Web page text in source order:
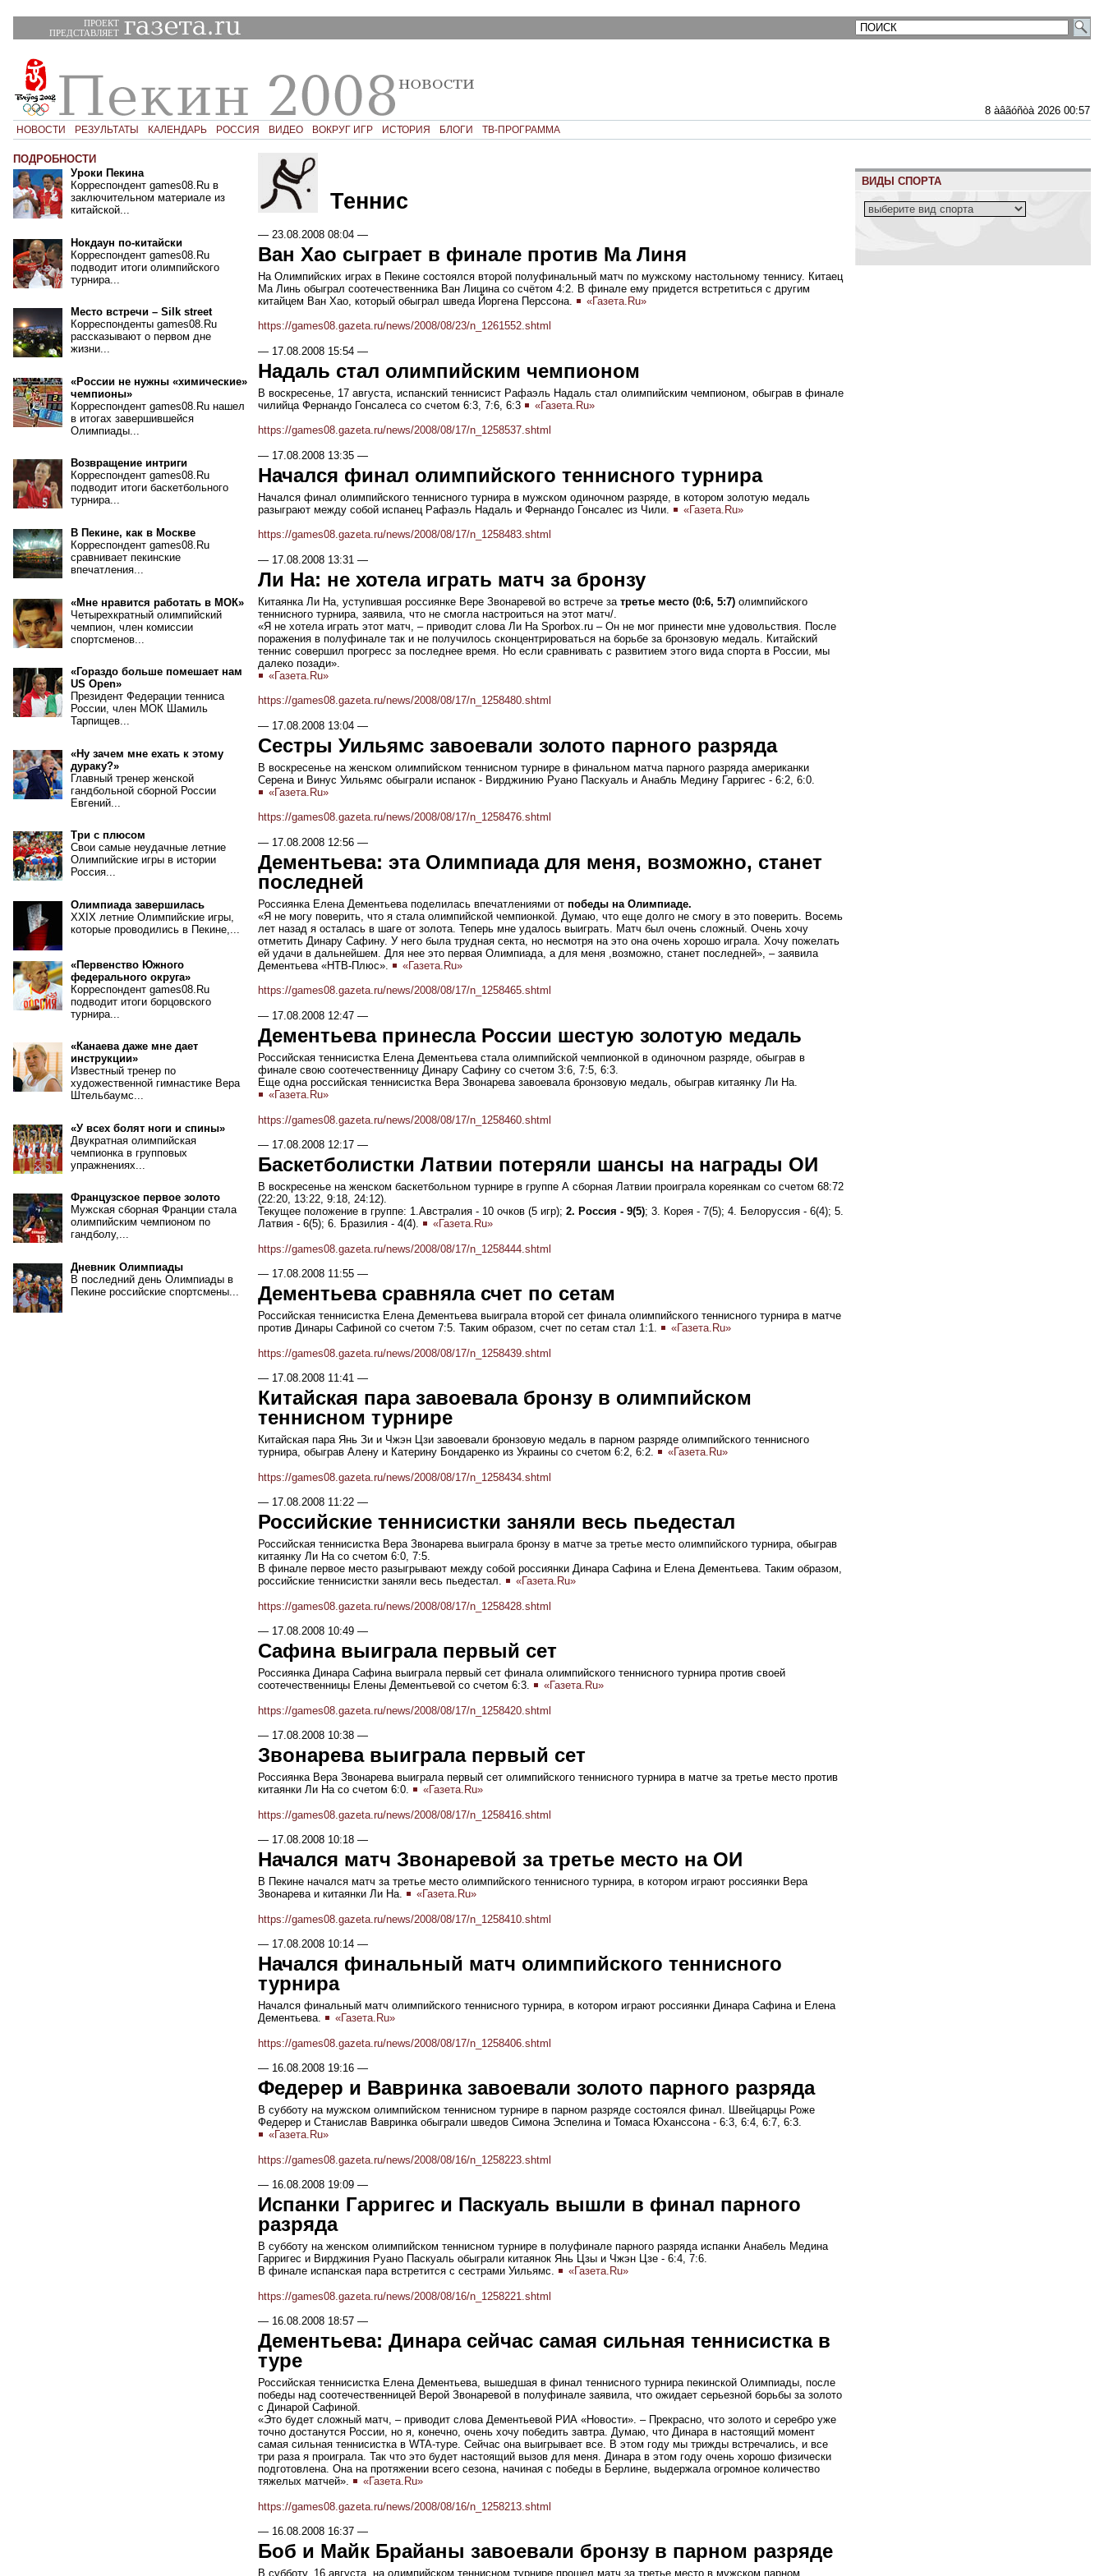
ПРОЕКТ
ПРЕДСТАВЛЯЕТ
8 àâãóñòà 2026 00:57
НОВОСТИ РЕЗУЛЬТАТЫ КАЛЕНДАРЬ РОССИЯ ВИДЕО ВОКРУГ ИГР ИСТОРИЯ БЛОГИ ТВ-ПРОГРАММА
ПОДРОБНОСТИ
Уроки Пекина
Корреспондент games08.Ru в
заключительном материале из
китайской...
Нокдаун по-китайски
Корреспондент games08.Ru
подводит итоги олимпийского
турнира...
Место встречи – Silk street
Корреспонденты games08.Ru
рассказывают о первом дне
жизни...
«России не нужны «химические»
чемпионы»
Корреспондент games08.Ru нашел
в итогах завершившейся
Олимпиады...
Возвращение интриги
Корреспондент games08.Ru
подводит итоги баскетбольного
турнира...
В Пекине, как в Москве
Корреспондент games08.Ru
сравнивает пекинские
впечатления...
«Мне нравится работать в МОК»
Четырехкратный олимпийский
чемпион, член комиссии
спортсменов...
«Гораздо больше помешает нам
US Open»
Президент Федерации тенниса
России, член МОК Шамиль
Тарпищев...
«Ну зачем мне ехать к этому
дураку?»
Главный тренер женской
гандбольной сборной России
Евгений...
Три с плюсом
Свои самые неудачные летние
Олимпийские игры в истории
Россия...
Олимпиада завершилась
XXIX летние Олимпийские игры,
которые проводились в Пекине,...
«Первенство Южного
федерального округа»
Корреспондент games08.Ru
подводит итоги борцовского
турнира...
«Канаева даже мне дает
инструкции»
Известный тренер по
художественной гимнастике Вера
Штельбаумс...
«У всех болят ноги и спины»
Двукратная олимпийская
чемпионка в групповых
упражнениях...
Французское первое золото
Мужская сборная Франции стала
олимпийским чемпионом по
гандболу,...
Дневник Олимпиады
В последний день Олимпиады в
Пекине российские спортсмены...
Теннис
— 23.08.2008 08:04 —
Ван Хао сыграет в финале против Ма Линя
На Олимпийских играх в Пекине состоялся второй полуфинальный матч по мужскому настольному теннису. Китаец
Ма Линь обыграл соотечественника Ван Лицина со счётом 4:2. В финале ему придется встретиться с другим
китайцем Ван Хао, который обыграл шведа Йоргена Перссона.
«Газета.Ru»
https://games08.gazeta.ru/news/2008/08/23/n_1261552.shtml
— 17.08.2008 15:54 —
Надаль стал олимпийским чемпионом
В воскресенье, 17 августа, испанский теннисист Рафаэль Надаль стал олимпийским чемпионом, обыграв в финале
чилийца Фернандо Гонсалеса со счетом 6:3, 7:6, 6:3
«Газета.Ru»
https://games08.gazeta.ru/news/2008/08/17/n_1258537.shtml
— 17.08.2008 13:35 —
Начался финал олимпийского теннисного турнира
Начался финал олимпийского теннисного турнира в мужском одиночном разряде, в котором золотую медаль
разыграют между собой испанец Рафаэль Надаль и Фернандо Гонсалес из Чили.
«Газета.Ru»
https://games08.gazeta.ru/news/2008/08/17/n_1258483.shtml
— 17.08.2008 13:31 —
Ли На: не хотела играть матч за бронзу
Китаянка Ли На, уступившая россиянке Вере Звонаревой во встрече за третье место (0:6, 5:7) олимпийского
теннисного турнира, заявила, что не смогла настроиться на этот матч/.
«Я не хотела играть этот матч, – приводит слова Ли На Sporbox.ru – Он не мог принести мне удовольствия. После
поражения в полуфинале так и не получилось сконцентрироваться на борьбе за бронзовую медаль. Китайский
теннис совершил прогресс за последнее время. Но если сравнивать с развитием этого вида спорта в России, мы
далеко позади».
«Газета.Ru»
https://games08.gazeta.ru/news/2008/08/17/n_1258480.shtml
— 17.08.2008 13:04 —
Сестры Уильямс завоевали золото парного разряда
В воскресенье на женском олимпийском теннисном турнире в финальном матча парного разряда американки
Серена и Винус Уильямс обыграли испанок - Вирджинию Руано Паскуаль и Анабль Медину Гарригес - 6:2, 6:0.
«Газета.Ru»
https://games08.gazeta.ru/news/2008/08/17/n_1258476.shtml
— 17.08.2008 12:56 —
Дементьева: эта Олимпиада для меня, возможно, станет
последней
Россиянка Елена Дементьева поделилась впечатлениями от победы на Олимпиаде.
«Я не могу поверить, что я стала олимпийской чемпионкой. Думаю, что еще долго не смогу в это поверить. Восемь
лет назад я осталась в шаге от золота. Теперь мне удалось выиграть. Матч был очень сложный. Очень хочу
отметить Динару Сафину. У него была трудная секта, но несмотря на это она очень хорошо играла. Хочу пожелать
ей удачи в дальнейшем. Для нее это первая Олимпиада, а для меня ,возможно, станет последней», – заявила
Дементьева «НТВ-Плюс».
«Газета.Ru»
https://games08.gazeta.ru/news/2008/08/17/n_1258465.shtml
— 17.08.2008 12:47 —
Дементьева принесла России шестую золотую медаль
Российская теннисистка Елена Дементьева стала олимпийской чемпионкой в одиночном разряде, обыграв в
финале свою соотечественницу Динару Сафину со счетом 3:6, 7:5, 6:3.
Еще одна российская теннисистка Вера Звонарева завоевала бронзовую медаль, обыграв китаянку Ли На.
«Газета.Ru»
https://games08.gazeta.ru/news/2008/08/17/n_1258460.shtml
— 17.08.2008 12:17 —
Баскетболистки Латвии потеряли шансы на награды ОИ
В воскресенье на женском баскетбольном турнире в группе А сборная Латвии проиграла кореянкам со счетом 68:72
(22:20, 13:22, 9:18, 24:12).
Текущее положение в группе: 1.Австралия - 10 очков (5 игр); 2. Россия - 9(5); 3. Корея - 7(5); 4. Белоруссия - 6(4); 5.
Латвия - 6(5); 6. Бразилия - 4(4).
«Газета.Ru»
https://games08.gazeta.ru/news/2008/08/17/n_1258444.shtml
— 17.08.2008 11:55 —
Дементьева сравняла счет по сетам
Российская теннисистка Елена Дементьева выиграла второй сет финала олимпийского теннисного турнира в матче
против Динары Сафиной со счетом 7:5. Таким образом, счет по сетам стал 1:1.
«Газета.Ru»
https://games08.gazeta.ru/news/2008/08/17/n_1258439.shtml
— 17.08.2008 11:41 —
Китайская пара завоевала бронзу в олимпийском
теннисном турнире
Китайская пара Янь Зи и Чжэн Цзи завоевали бронзовую медаль в парном разряде олимпийского теннисного
турнира, обыграв Алену и Катерину Бондаренко из Украины со счетом 6:2, 6:2.
«Газета.Ru»
https://games08.gazeta.ru/news/2008/08/17/n_1258434.shtml
— 17.08.2008 11:22 —
Российские теннисистки заняли весь пьедестал
Российская теннисистка Вера Звонарева выиграла бронзу в матче за третье место олимпийского турнира, обыграв
китаянку Ли На со счетом 6:0, 7:5.
В финале первое место разыгрывают между собой россиянки Динара Сафина и Елена Дементьева. Таким образом,
российские теннисистки заняли весь пьедестал.
«Газета.Ru»
https://games08.gazeta.ru/news/2008/08/17/n_1258428.shtml
— 17.08.2008 10:49 —
Сафина выиграла первый сет
Россиянка Динара Сафина выиграла первый сет финала олимпийского теннисного турнира против своей
соотечественницы Елены Дементьевой со счетом 6:3.
«Газета.Ru»
https://games08.gazeta.ru/news/2008/08/17/n_1258420.shtml
— 17.08.2008 10:38 —
Звонарева выиграла первый сет
Россиянка Вера Звонарева выиграла первый сет олимпийского теннисного турнира в матче за третье место против
китаянки Ли На со счетом 6:0.
«Газета.Ru»
https://games08.gazeta.ru/news/2008/08/17/n_1258416.shtml
— 17.08.2008 10:18 —
Начался матч Звонаревой за третье место на ОИ
В Пекине начался матч за третье место олимпийского теннисного турнира, в котором играют россиянки Вера
Звонарева и китаянки Ли На.
«Газета.Ru»
https://games08.gazeta.ru/news/2008/08/17/n_1258410.shtml
— 17.08.2008 10:14 —
Начался финальный матч олимпийского теннисного
турнира
Начался финальный матч олимпийского теннисного турнира, в котором играют россиянки Динара Сафина и Елена
Дементьева.
«Газета.Ru»
https://games08.gazeta.ru/news/2008/08/17/n_1258406.shtml
— 16.08.2008 19:16 —
Федерер и Вавринка завоевали золото парного разряда
В субботу на мужском олимпийском теннисном турнире в парном разряде состоялся финал. Швейцарцы Роже
Федерер и Станислав Вавринка обыграли шведов Симона Эспелина и Томаса Юханссона - 6:3, 6:4, 6:7, 6:3.
«Газета.Ru»
https://games08.gazeta.ru/news/2008/08/16/n_1258223.shtml
— 16.08.2008 19:09 —
Испанки Гарригес и Паскуаль вышли в финал парного
разряда
В субботу на женском олимпийском теннисном турнире в полуфинале парного разряда испанки Анабель Медина
Гарригес и Вирджиния Руано Паскуаль обыграли китаянок Янь Цзы и Чжэн Цзе - 6:4, 7:6.
В финале испанская пара встретится с сестрами Уильямс.
«Газета.Ru»
https://games08.gazeta.ru/news/2008/08/16/n_1258221.shtml
— 16.08.2008 18:57 —
Дементьева: Динара сейчас самая сильная теннисистка в
туре
Российская теннисистка Елена Дементьева, вышедшая в финал теннисного турнира пекинской Олимпиады, после
победы над соотечественницей Верой Звонаревой в полуфинале заявила, что ожидает серьезной борьбы за золото
с Динарой Сафиной.
«Это будет сложный матч, – приводит слова Дементьевой РИА «Новости». – Прекрасно, что золото и серебро уже
точно достанутся России, но я, конечно, очень хочу победить завтра. Думаю, что Динара в настоящий момент
самая сильная теннисистка в WTA-туре. Сейчас она выигрывает все. В этом году мы трижды встречались, и все
три раза я проиграла. Так что это будет настоящий вызов для меня. Динара в этом году очень хорошо физически
подготовлена. Она на протяжении всего сезона, начиная с победы в Берлине, выдержала огромное количество
тяжелых матчей».
«Газета.Ru»
https://games08.gazeta.ru/news/2008/08/16/n_1258213.shtml
— 16.08.2008 16:37 —
Боб и Майк Брайаны завоевали бронзу в парном разряде
В субботу, 16 августа, на олимпийском теннисном турнире прошел матч за третье место в мужском парном
ВИДЫ СПОРТА